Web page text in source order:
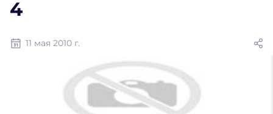
4
11 мая 2010 г.